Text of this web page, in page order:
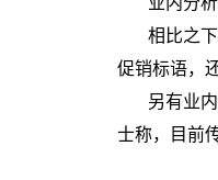
相比之
促销标语，
另有业
士称，目前